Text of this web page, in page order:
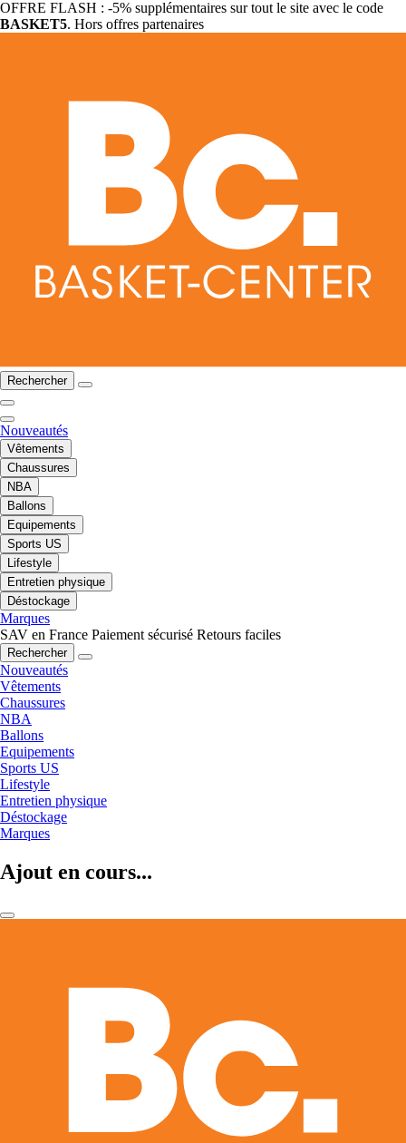
OFFRE FLASH : -5% supplémentaires sur tout le site avec le code
BASKET5. Hors offres partenaires
Rechercher
Nouveautés
Vêtements
Chaussures
NBA
Ballons
Equipements
Sports US
Lifestyle
Entretien physique
Déstockage
Marques
SAV en France Paiement sécurisé Retours faciles
Rechercher
Nouveautés
Vêtements
Chaussures
NBA
Ballons
Equipements
Sports US
Lifestyle
Entretien physique
Déstockage
Marques
Ajout en cours...